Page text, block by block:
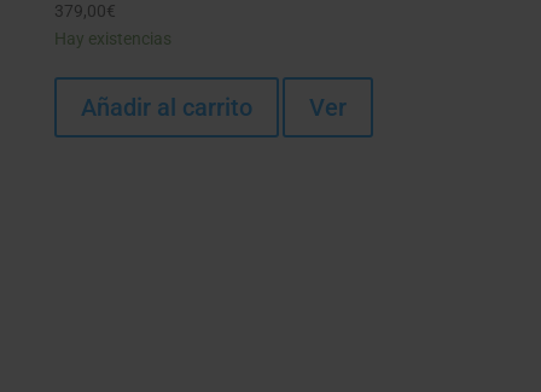
379,00€
Hay existencias
Añadir al carrito Ver